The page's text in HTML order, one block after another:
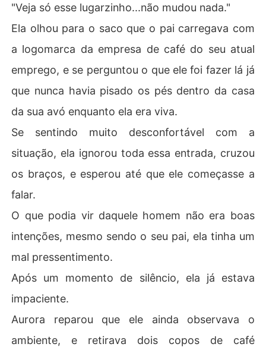
"Veja só esse lugarzinho...não mudou nada."
Ela olhou para o saco que o pai carregava com
a logomarca da empresa de café do seu atual
emprego, e se perguntou o que ele foi fazer lá já
que nunca havia pisado os pés dentro da casa
da sua avó enquanto ela era viva.
Se sentindo muito desconfortável com a
situação, ela ignorou toda essa entrada, cruzou
os braços, e esperou até que ele começasse a
falar.
O que podia vir daquele homem não era boas
intenções, mesmo sendo o seu pai, ela tinha um
mal pressentimento.
Após um momento de silêncio, ela já estava
impaciente.
Aurora reparou que ele ainda observava o
ambiente, e retirava dois copos de café